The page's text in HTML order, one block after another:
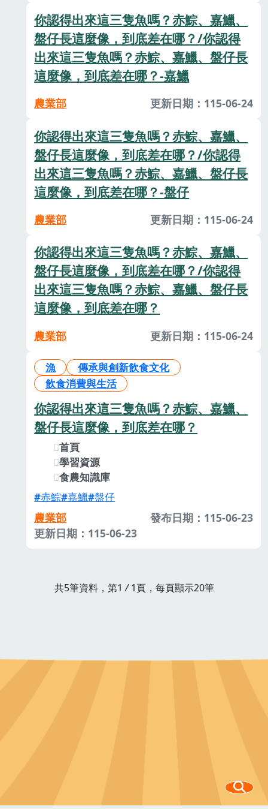
你認得出來這三隻魚嗎？赤鯮、嘉鱲、
盤仔長這麼像，到底差在哪？/你認得
出來這三隻魚嗎？赤鯮、嘉鱲、盤仔長
這麼像，到底差在哪？-嘉鱲
農業部 更新日期：115-06-24
你認得出來這三隻魚嗎？赤鯮、嘉鱲、
盤仔長這麼像，到底差在哪？/你認得
出來這三隻魚嗎？赤鯮、嘉鱲、盤仔長
這麼像，到底差在哪？-盤仔
農業部 更新日期：115-06-24
你認得出來這三隻魚嗎？赤鯮、嘉鱲、
盤仔長這麼像，到底差在哪？/你認得
出來這三隻魚嗎？赤鯮、嘉鱲、盤仔長
這麼像，到底差在哪？
農業部 更新日期：115-06-24
漁
傳承與創新飲食文化
飲食消費與生活
你認得出來這三隻魚嗎？赤鯮、嘉鱲、
盤仔長這麼像，到底差在哪？
首頁
學習資源
食農知識庫
赤鯮 嘉鱲 盤仔
農業部
發布日期：115-06-23
更新日期：115-06-23
共5筆資料，第1 /1頁，每頁顯示20筆